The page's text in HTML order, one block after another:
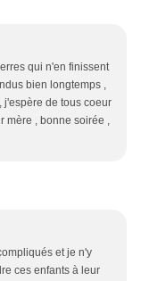
qui n'en finissent
bien longtemps ,
j'espère de tous coeur
mère , bonne soirée ,
et je n'y
ces enfants à leur